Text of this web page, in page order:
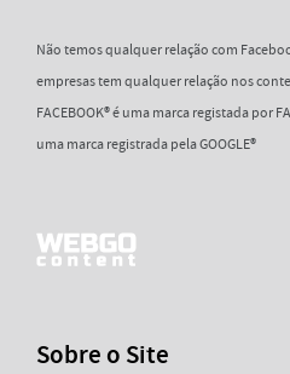
Não temos qualquer relação com
empresas tem qualquer relação nos
FACEBOOK® é uma marca registada por
uma marca registrada pela GOOGLE®
Sobre o Site